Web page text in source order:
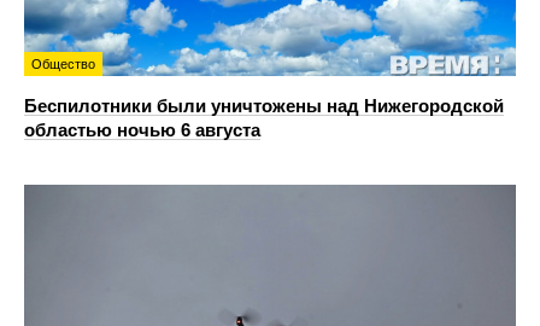
Общество
Беспилотники были уничтожены над Нижегородской
областью ночью 6 августа